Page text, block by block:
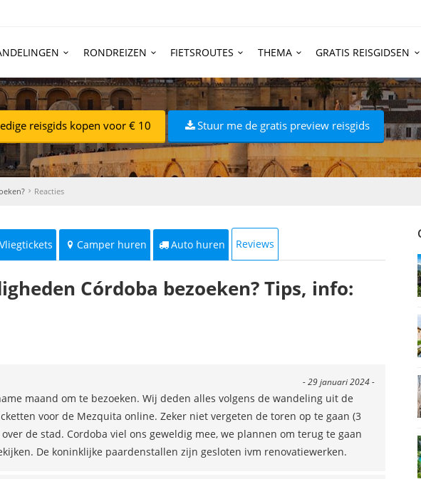
RONDREIZEN FIETSROUTES THEMA GRATIS REISGIDSEN
reisgids kopen voor € 10 Stuur me de gratis preview reisgids
Reacties
Vliegtickets Camper huren Auto huren Reviews
Córdoba bezoeken? Tips, info:
- 29 januari 2024 -
maand om te bezoeken. Wij deden alles volgens de wandeling uit de
voor de Mezquita online. Zeker niet vergeten de toren op te gaan (3
de stad. Cordoba viel ons geweldig mee, we plannen om terug te gaan
De koninklijke paardenstallen zijn gesloten ivm renovatiewerken.